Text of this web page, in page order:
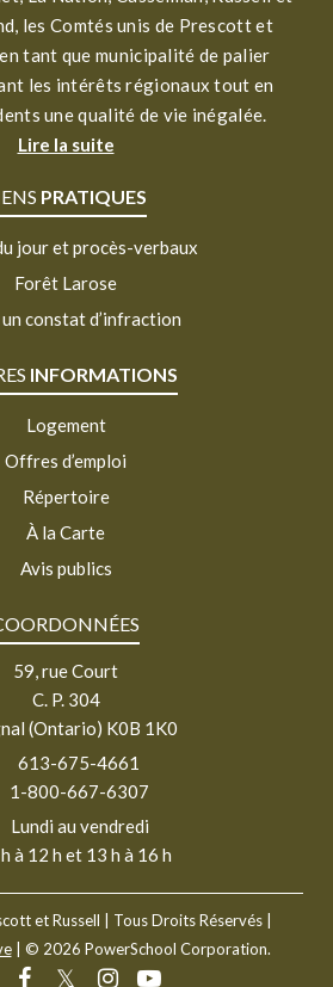
les Comtés unis de Prescott et
tant que municipalité de palier
les intérêts régionaux tout en
une qualité de vie inégalée.
Lire la suite
PRATIQUES
jour et procès-verbaux
Forêt Larose
constat d’infraction
INFORMATIONS
Logement
Offres d’emploi
Répertoire
À la Carte
Avis publics
59, rue Court
C. P. 304
(Ontario) K0B 1K0
613-675-4661
1-800-667-6307
Lundi au vendredi
à 12 h et 13 h à 16 h
et Russell
| Tous Droits Réservés |
| © 2026 PowerSchool Corporation.
𝕏